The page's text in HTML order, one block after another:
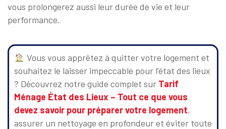
vous prolongerez aussi leur durée de vie et leur
performance.
Vous vous apprêtez à quitter votre logement et
souhaitez le laisser impeccable pour l’état des lieux
? Découvrez notre guide complet sur Tarif
Ménage État des Lieux – Tout ce que vous
devez savoir pour préparer votre logement,
assurer un nettoyage en profondeur et éviter toute